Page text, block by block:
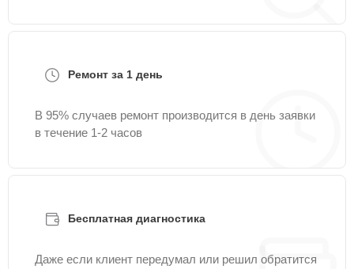
Ремонт за 1 день
В 95% случаев ремонт производится в день заявки
в течение 1-2 часов
Бесплатная диагностика
Даже если клиент передумал или решил обратится